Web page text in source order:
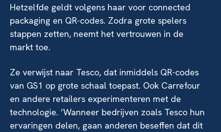
Hetzelfde geldt volgens haar voor connected
packaging en QR-codes. Zodra grote spelers
stappen zetten, neemt het vertrouwen in de
markt toe.
Ze verwijst naar Tesco, dat inmiddels QR-codes
van GS1 op grote schaal toepast. Ook Carrefour
en andere retailers experimenteren met de
technologie. ‘Wanneer bedrijven zoals Tesco hun
ervaringen delen, gaan anderen beseffen dat dit